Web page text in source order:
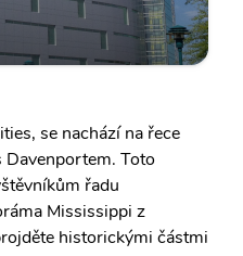
se nachází na řece
Toto
řadu
Mississippi z
historickými částmi